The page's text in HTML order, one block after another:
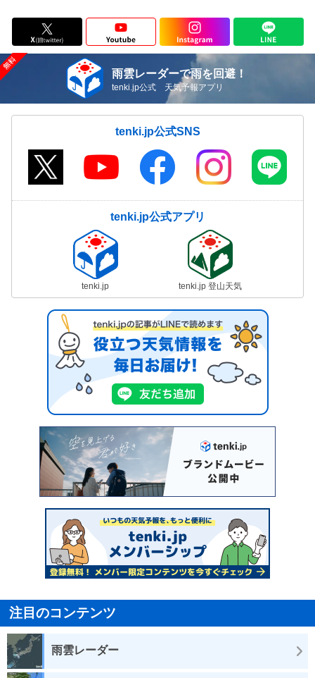
雨雲レーダーで雨を回避！
tenki.jp公式 天気予報アプリ
tenki.jp公式SNS
tenki.jp公式アプリ
tenki.jp tenki.jp 登山天気
注目のコンテンツ
雨雲レーダー